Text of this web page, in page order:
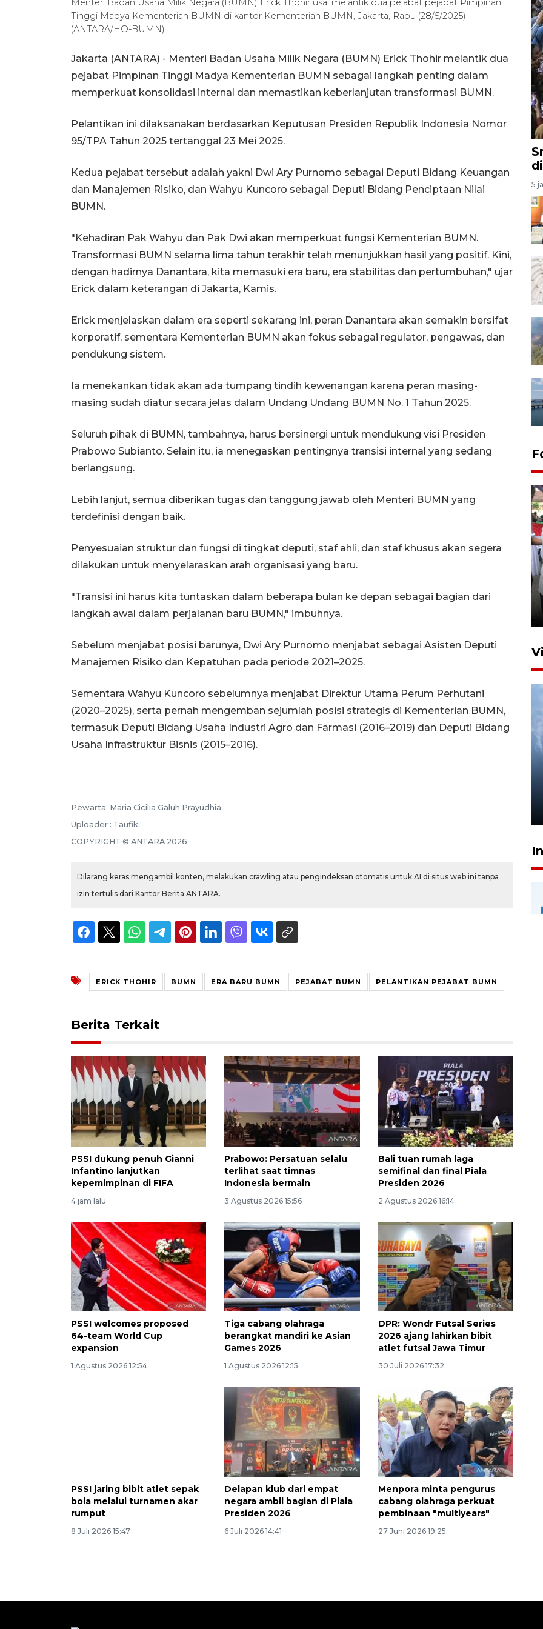
Menteri Badan Usaha Milik Negara (BUMN) Erick Thohir usai melantik dua pejabat pejabat Pimpinan
Tinggi Madya Kementerian BUMN di kantor Kementerian BUMN, Jakarta, Rabu (28/5/2025).
(ANTARA/HO-BUMN)
Jakarta (ANTARA) - Menteri Badan Usaha Milik Negara (BUMN) Erick Thohir melantik dua
pejabat Pimpinan Tinggi Madya Kementerian BUMN sebagai langkah penting dalam
memperkuat konsolidasi internal dan memastikan keberlanjutan transformasi BUMN.
Pelantikan ini dilaksanakan berdasarkan Keputusan Presiden Republik Indonesia Nomor
95/TPA Tahun 2025 tertanggal 23 Mei 2025.
Kedua pejabat tersebut adalah yakni Dwi Ary Purnomo sebagai Deputi Bidang Keuangan
dan Manajemen Risiko, dan Wahyu Kuncoro sebagai Deputi Bidang Penciptaan Nilai
BUMN.
"Kehadiran Pak Wahyu dan Pak Dwi akan memperkuat fungsi Kementerian BUMN.
Transformasi BUMN selama lima tahun terakhir telah menunjukkan hasil yang positif. Kini,
dengan hadirnya Danantara, kita memasuki era baru, era stabilitas dan pertumbuhan," ujar
Erick dalam keterangan di Jakarta, Kamis.
Erick menjelaskan dalam era seperti sekarang ini, peran Danantara akan semakin bersifat
korporatif, sementara Kementerian BUMN akan fokus sebagai regulator, pengawas, dan
pendukung sistem.
Ia menekankan tidak akan ada tumpang tindih kewenangan karena peran masing-
masing sudah diatur secara jelas dalam Undang Undang BUMN No. 1 Tahun 2025.
Seluruh pihak di BUMN, tambahnya, harus bersinergi untuk mendukung visi Presiden
Prabowo Subianto. Selain itu, ia menegaskan pentingnya transisi internal yang sedang
berlangsung.
Lebih lanjut, semua diberikan tugas dan tanggung jawab oleh Menteri BUMN yang
terdefinisi dengan baik.
Penyesuaian struktur dan fungsi di tingkat deputi, staf ahli, dan staf khusus akan segera
dilakukan untuk menyelaraskan arah organisasi yang baru.
"Transisi ini harus kita tuntaskan dalam beberapa bulan ke depan sebagai bagian dari
langkah awal dalam perjalanan baru BUMN," imbuhnya.
Sebelum menjabat posisi barunya, Dwi Ary Purnomo menjabat sebagai Asisten Deputi
Manajemen Risiko dan Kepatuhan pada periode 2021–2025.
Sementara Wahyu Kuncoro sebelumnya menjabat Direktur Utama Perum Perhutani
(2020–2025), serta pernah mengemban sejumlah posisi strategis di Kementerian BUMN,
termasuk Deputi Bidang Usaha Industri Agro dan Farmasi (2016–2019) dan Deputi Bidang
Usaha Infrastruktur Bisnis (2015–2016).
Pewarta: Maria Cicilia Galuh Prayudhia
Uploader : Taufik
COPYRIGHT © ANTARA 2026
Dilarang keras mengambil konten, melakukan crawling atau pengindeksan otomatis untuk AI di situs web ini tanpa
izin tertulis dari Kantor Berita ANTARA.
ERICK THOHIR BUMN ERA BARU BUMN PEJABAT BUMN PELANTIKAN PEJABAT BUMN
Berita Terkait
PSSI dukung penuh Gianni
Infantino lanjutkan
kepemimpinan di FIFA
4 jam lalu
Prabowo: Persatuan selalu
terlihat saat timnas
Indonesia bermain
3 Agustus 2026 15:56
Bali tuan rumah laga
semifinal dan final Piala
Presiden 2026
2 Agustus 2026 16:14
PSSI welcomes proposed
64-team World Cup
expansion
1 Agustus 2026 12:54
Tiga cabang olahraga
berangkat mandiri ke Asian
Games 2026
1 Agustus 2026 12:15
DPR: Wondr Futsal Series
2026 ajang lahirkan bibit
atlet futsal Jawa Timur
30 Juli 2026 17:32
PSSI jaring bibit atlet sepak
bola melalui turnamen akar
rumput
8 Juli 2026 15:47
Delapan klub dari empat
negara ambil bagian di Piala
Presiden 2026
6 Juli 2026 14:41
Menpora minta pengurus
cabang olahraga perkuat
pembinaan "multiyears"
27 Juni 2026 19:25
5
Surabaya Great Expo
22 jam lalu
Memberantas kejahatan
jalanan Jakarta
2026-08-05 18:00:00